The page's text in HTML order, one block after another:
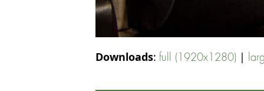
Downloads: full (1920x1280) |